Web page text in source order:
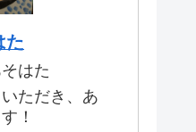
た
はた
ただき、あ
！